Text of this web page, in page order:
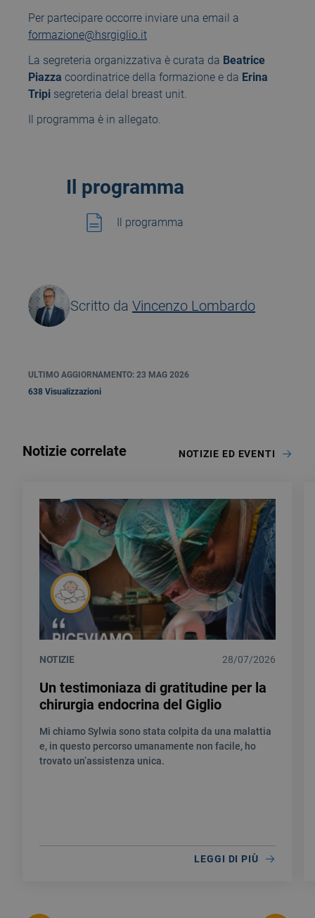
Per partecipare occorre inviare una email a
formazione@hsrgiglio.it
La segreteria organizzativa è curata da Beatrice
Piazza coordinatrice della formazione e da Erina
Tripi segreteria delal breast unit.
Il programma è in allegato.
Il programma
Il programma
Scritto da Vincenzo Lombardo
ULTIMO AGGIORNAMENTO: 23 MAG 2026
638 Visualizzazioni
Notizie correlate NOTIZIE ED EVENTI
NOTIZIE 28/07/2026
Un testimoniaza di gratitudine per la
chirurgia endocrina del Giglio
Mi chiamo Sylwia sono stata colpita da una malattia
e, in questo percorso umanamente non facile, ho
trovato un’assistenza unica.
LEGGI DI PIÙ